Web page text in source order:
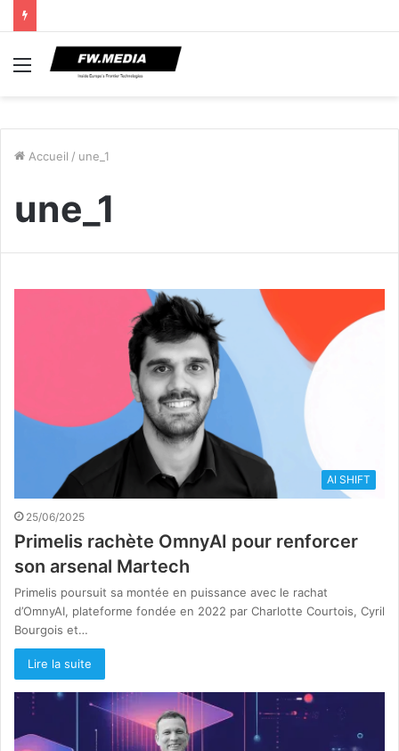
Menu
Accueil / une_1
une_1
AI SHIFT
25/06/2025
Primelis rachète OmnyAI pour renforcer
son arsenal Martech
Primelis poursuit sa montée en puissance avec le rachat
d’OmnyAI, plateforme fondée en 2022 par Charlotte Courtois, Cyril
Bourgois et…
Lire la suite